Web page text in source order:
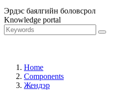
Эрдэс баялгийн боловсрол
Knowledge portal
Home
Components
Жендэр